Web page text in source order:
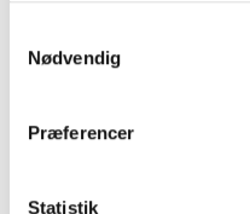
Nødvendig
Præferencer
Statistik
Foodexpo
Dette produkt kan opleves